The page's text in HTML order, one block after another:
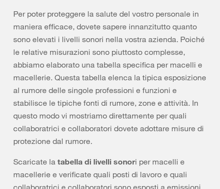
Per poter proteggere la salute del vostro personale in
maniera efficace, dovete sapere innanzitutto quanto
sono elevati i livelli sonori nella vostra azienda. Poiché
le relative misurazioni sono piuttosto complesse,
abbiamo elaborato una tabella specifica per macelli e
macellerie. Questa tabella elenca la tipica esposizione
al rumore delle singole professioni e funzioni e
stabilisce le tipiche fonti di rumore, zone e attività. In
questo modo vi mostriamo direttamente per quali
collaboratrici e collaboratori dovete adottare misure di
protezione dal rumore.
Scaricate la tabella di livelli sonori per macelli e
macellerie e verificate quali posti di lavoro e quali
collaboratrici e collaboratori sono esposti a emissioni